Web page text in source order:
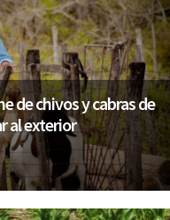
de chivos y cabras de
al exterior